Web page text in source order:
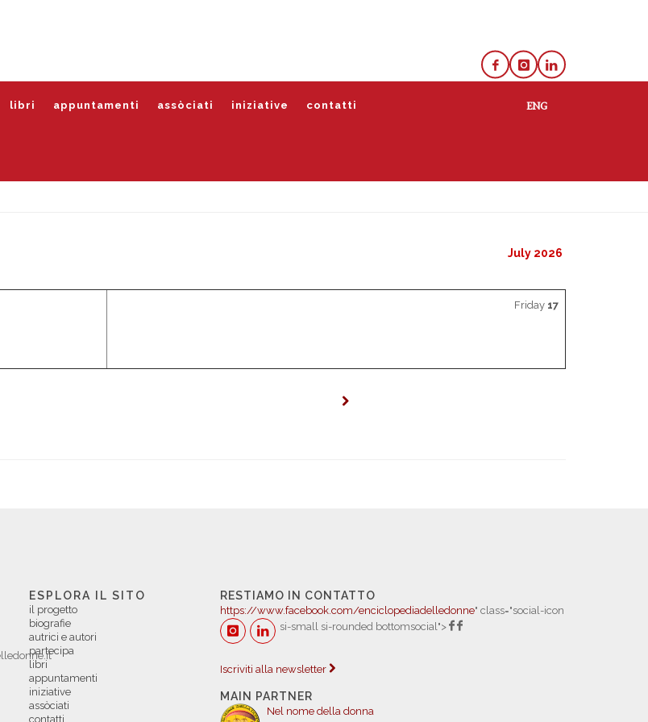
libri appuntamenti assòciati iniziative contatti
July 2026
Friday 17
ESPLORA IL SITO
il progetto
biografie
autrici e autori
partecipa
libri
appuntamenti
iniziative
assòciati
contatti
RESTIAMO IN CONTATTO
https://www.facebook.com/enciclopediadelledonne" class="social-icon
si-small si-rounded bottomsocial">
Iscriviti alla newsletter
MAIN PARTNER
Nel nome della donna